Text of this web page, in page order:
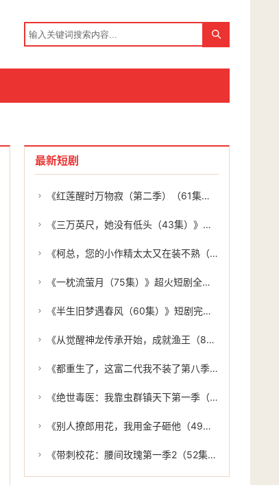
最新短剧
《红莲醒时万物寂（第二季）（61集）》精彩短剧免费在线连播
《三万英尺，她没有低头（43集）》精彩短剧无删减在线赏
《柯总，您的小作精太太又在装不熟（78集）》爆款短剧全集免费看
《一枕流萤月（75集）》超火短剧全集免费追起来
《半生旧梦遇春风（60集）》短剧完整版免费放送
《从觉醒神龙传承开始，成就渔王（80集）》热门短剧在线高清观看
《都重生了，这富二代我不装了第八季（105集）》高分短剧免费在线播放
《绝世毒医：我靠虫群镇天下第一季（104集）》短剧完整版免费追
《别人撩郎用花，我用金子砸他（49集）》超火短剧在线完整播放
《带刺校花：腰间玫瑰第一季2（52集）》热门短剧全集在线赏